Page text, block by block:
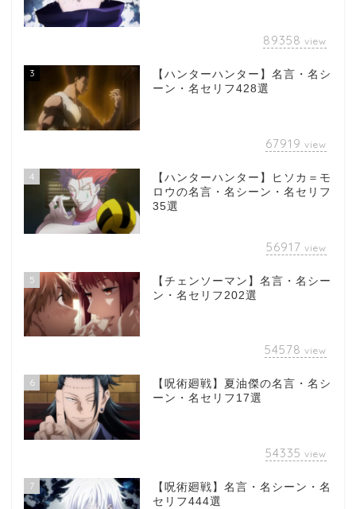
89358 view
3
【ハンターハンター】名言・名シ
ーン・名セリフ428選
67919 view
4
【ハンターハンター】ヒソカ＝モ
ロウの名言・名シーン・名セリフ
35選
56917 view
5
【チェンソーマン】名言・名シー
ン・名セリフ202選
54578 view
6
【呪術廻戦】夏油傑の名言・名シ
ーン・名セリフ17選
54335 view
7
【呪術廻戦】名言・名シーン・名
セリフ444選